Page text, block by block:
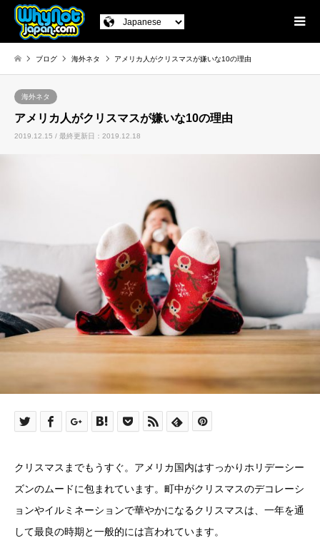
ブログ 海外ネタ アメリカ人がクリスマスが嫌いな10の理由
海外ネタ
アメリカ人がクリスマスが嫌いな10の理由
2019.12.15 / 最終更新日：2019.12.18
クリスマスまでもうすぐ。アメリカ国内はすっかりホリデーシー
ズンのムードに包まれています。町中がクリスマスのデコレーシ
ョンやイルミネーションで華やかになるクリスマスは、一年を通
して最良の時期と一般的には言われています。